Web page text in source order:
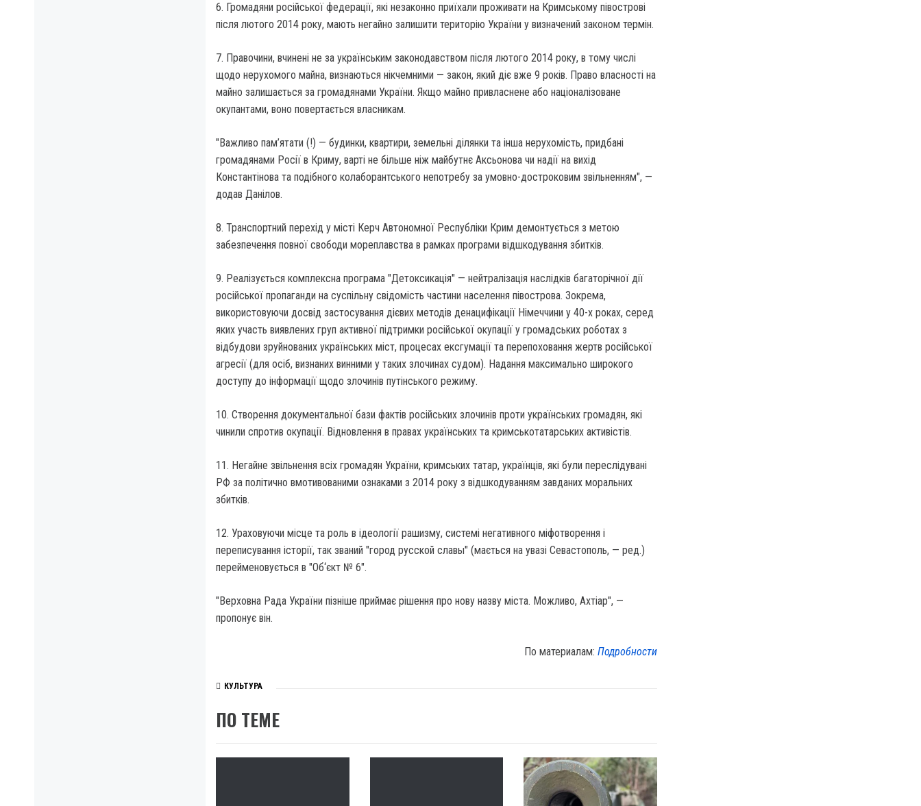
6. Громадяни російської федерації, які незаконно приїхали проживати на Кримському півострові
після лютого 2014 року, мають негайно залишити територію України у визначений законом термін.
7. Правочини, вчинені не за українським законодавством після лютого 2014 року, в тому числі
щодо нерухомого майна, визнаються нікчемними — закон, який діє вже 9 років. Право власності на
майно залишається за громадянами України. Якщо майно привласнене або націоналізоване
окупантами, воно повертається власникам.
"Важливо пам’ятати (!) — будинки, квартири, земельні ділянки та інша нерухомість, придбані
громадянами Росії в Криму, варті не більше ніж майбутнє Аксьонова чи надії на вихід
Константінова та подібного колаборантського непотребу за умовно-достроковим звільненням", —
додав Данілов.
8. Транспортний перехід у місті Керч Автономної Республіки Крим демонтується з метою
забезпечення повної свободи мореплавства в рамках програми відшкодування збитків.
9. Реалізується комплексна програма "Детоксикація" — нейтралізація наслідків багаторічної дії
російської пропаганди на суспільну свідомість частини населення півострова. Зокрема,
використовуючи досвід застосування дієвих методів денацифікації Німеччини у 40-х роках, серед
яких участь виявлених груп активної підтримки російської окупації у громадських роботах з
відбудови зруйнованих українських міст, процесах ексгумації та перепоховання жертв російської
агресії (для осіб, визнаних винними у таких злочинах судом). Надання максимально широкого
доступу до інформації щодо злочинів путінського режиму.
10. Створення документальної бази фактів російських злочинів проти українських громадян, які
чинили спротив окупації. Відновлення в правах українських та кримськотатарських активістів.
11. Негайне звільнення всіх громадян України, кримських татар, українців, які були переслідувані
РФ за політично вмотивованими ознаками з 2014 року з відшкодуванням завданих моральних
збитків.
12. Ураховуючи місце та роль в ідеології рашизму, системі негативного міфотворення і
переписування історії, так званий "город русской славы" (мається на увазі Севастополь, — ред.)
перейменовується в "Об‘єкт № 6".
"Верховна Рада України пізніше приймає рішення про нову назву міста. Можливо, Ахтіар", —
пропонує він.
По материалам:Подробности
КУЛЬТУРА
ПО ТЕМЕ